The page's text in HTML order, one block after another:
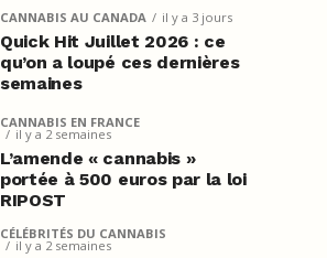
CANNABIS AU CANADA il y a 3 jours
Quick Hit Juillet 2026 : ce
qu’on a loupé ces dernières
semaines
CANNABIS EN FRANCE
il y a 2 semaines
L’amende « cannabis »
portée à 500 euros par la loi
RIPOST
CÉLÉBRITÉS DU CANNABIS
il y a 2 semaines